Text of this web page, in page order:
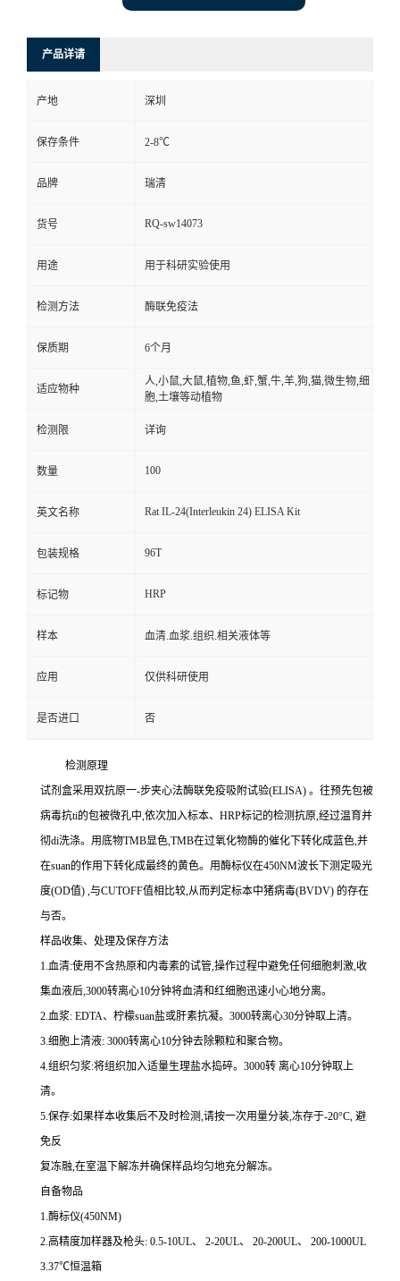
产品详请
产地 深圳
保存条件 2-8℃
品牌 瑞清
货号 RQ-sw14073
用途 用于科研实验使用
检测方法 酶联免疫法
保质期 6个月
适应物种
人,小鼠,大鼠,植物,鱼,虾,蟹,牛,羊,狗,猫,微生物,细
胞,土壤等动植物
检测限 详询
数量 100
英文名称 Rat IL-24(Interleukin 24) ELISA Kit
包装规格 96T
标记物 HRP
样本 血清.血浆.组织.相关液体等
应用 仅供科研使用
是否进口 否
检测原理
试剂盒采用双抗原一-步夹心法酶联免疫吸附试验(ELISA) 。往预先包被
病毒抗ti的包被微孔中,依次加入标本、 HRP标记的检测抗原,经过温育并
彻di洗涤。用底物TMB显色,TMB在过氧化物酶的催化下转化成蓝色,并
在suan的作用下转化成最终的黄色。用酶标仪在450NM波长下测定吸光
度(OD值) ,与CUTOFF值相比较,从而判定标本中猪病毒(BVDV) 的存在
与否。
样品收集、处理及保存方法
1.血清:使用不含热原和内毒素的试管,操作过程中避免任何细胞刺激,收
集血液后,3000转离心10分钟将血清和红细胞迅速小心地分离。
2.血浆: EDTA、柠檬suan盐或肝素抗凝。 3000转离心30分钟取上清。
3.细胞上清液: 3000转离心10分钟去除颗粒和聚合物。
4.组织匀浆:将组织加入适量生理盐水捣碎。 3000转 离心10分钟取上
清。
5.保存:如果样本收集后不及时检测,请按一次用量分装,冻存于-20°C, 避
免反
复冻融,在室温下解冻并确保样品均匀地充分解冻。
自备物品
1.酶标仪(450NM)
2.高精度加样器及枪头: 0.5-10UL、 2-20UL、 20-200UL、 200-1000UL
3.37℃恒温箱